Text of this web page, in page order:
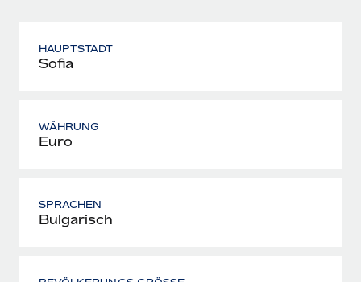
HAUPTSTADT
Sofia
WÄHRUNG
Euro
SPRACHEN
Bulgarisch